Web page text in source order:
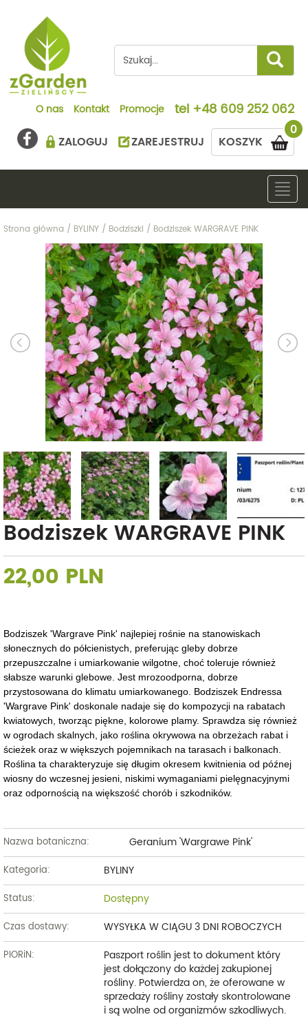
O nas Kontakt Promocje tel +48 609 252 062
0
KOSZYK
ZALOGUJ ZAREJESTRUJ
Strona główna / BYLINY / Bodziszki / Bodziszek WARGRAVE PINK
Bodziszek WARGRAVE PINK
22,00 PLN
Bodziszek 'Wargrave Pink' najlepiej rośnie na stanowiskach
słonecznych do półcienistych, preferując gleby dobrze
przepuszczalne i umiarkowanie wilgotne, choć toleruje również
słabsze warunki glebowe. Jest mrozoodporna, dobrze
przystosowana do klimatu umiarkowanego. Bodziszek Endressa
'Wargrave Pink' doskonale nadaje się do kompozycji na rabatach
kwiatowych, tworząc piękne, kolorowe plamy. Sprawdza się również
w ogrodach skalnych, jako roślina okrywowa na obrzeżach rabat i
ścieżek oraz w większych pojemnikach na tarasach i balkonach.
Roślina ta charakteryzuje się długim okresem kwitnienia od późnej
wiosny do wczesnej jesieni, niskimi wymaganiami pielęgnacyjnymi
oraz odpornością na większość chorób i szkodników.
Nazwa botaniczna: Geranium 'Wargrawe Pink'
Kategoria: BYLINY
Status: Dostępny
Czas dostawy: WYSYŁKA W CIĄGU 3 DNI ROBOCZYCH
PIORiN:
Paszport roślin jest to dokument który
jest dołączony do każdej zakupionej
rośliny. Potwierdza on, że oferowane w
sprzedaży rośliny zostały skontrolowane
i są wolne od organizmów szkodliwych.